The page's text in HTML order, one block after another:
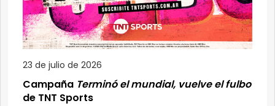
23 de julio de 2026
Campaña Terminó el mundial, vuelve el fulbo
de TNT Sports